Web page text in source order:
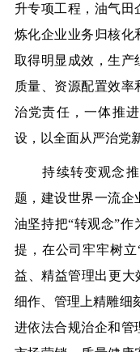
升专项工程，油气田
炼化企业业务归核化
取得明显成效，生产
质量、资源配置效
治党责任，一体推
设，以全面从严治
持续转变观念推
题，建设世界一流企
油坚持把“转观念”
提，在公司牢牢树
益、精益管理出更大
细作、管理上精雕细
进依法合规治企和管